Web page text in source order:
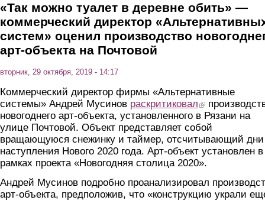
«Так можно туалет в деревне обить» —
коммерческий директор
систем» оценил производство
арт-объекта на Почтовой
вторник, 29 октября, 2019 - 14:17
Коммерческий директор фирмы «Альтернативные
системы» Андрей Мусинов раскритиковал (link is external)
новогоднего арт-объекта, установленного в Рязани на
улице Почтовой. Объект представляет собой
вращающуюся снежинку и таймер, отсчитывающий
наступления Нового 2020 года. Арт-объект установлен в
рамках проекта «Новогодняя столица 2020».
Андрей Мусинов подробно проанализировал
арт-объекта, предположив, что «конструкцию украли